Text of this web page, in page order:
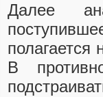
Далее
полагается
В